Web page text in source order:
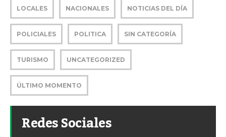
LOCALES NACIONALES NOTICIAS DEL DÍA
POLICIALES POLITICA SIN CATEGORÍA
TURISMO UNCATEGORIZED
ÚLTIMO MOMENTO
Redes Sociales